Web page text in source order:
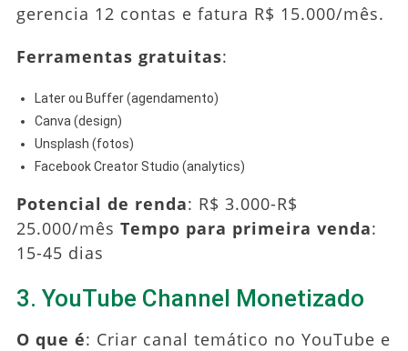
gerencia 12 contas e fatura R$ 15.000/mês.
Ferramentas gratuitas:
Later ou Buffer (agendamento)
Canva (design)
Unsplash (fotos)
Facebook Creator Studio (analytics)
Potencial de renda: R$ 3.000-R$
25.000/mês Tempo para primeira venda:
15-45 dias
3. YouTube Channel Monetizado
O que é: Criar canal temático no YouTube e